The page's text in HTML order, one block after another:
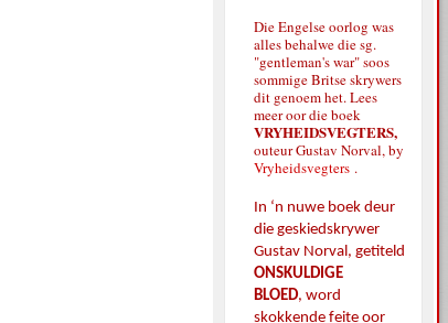
Die Engelse oorlog was
alles behalwe die sg.
"gentleman's war" soos
sommige Britse skrywers
dit genoem het. Lees
meer oor die boek
VRYHEIDSVEGTERS,
outeur Gustav Norval, by
Vryheidsvegters .
In ‘n nuwe boek deur
die geskiedskrywer
Gustav Norval, getiteld
ONSKULDIGE
BLOED, word
skokkende feite oor